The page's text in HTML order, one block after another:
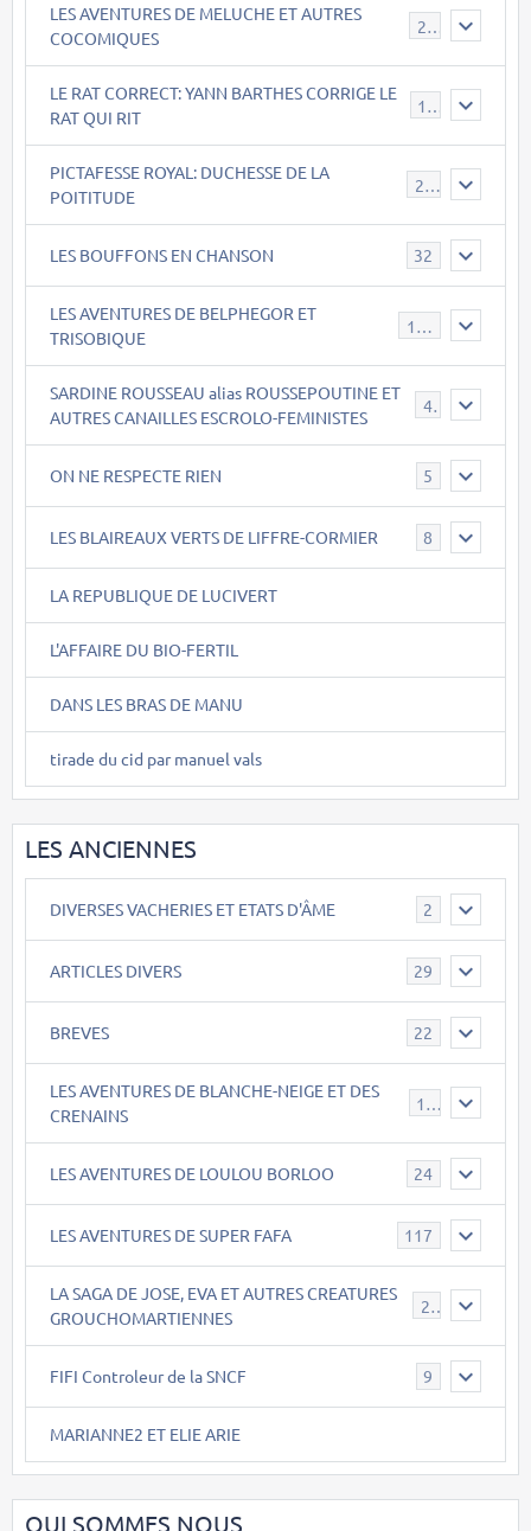
LES AVENTURES DE MELUCHE ET AUTRES
COCOMIQUES
22
LE RAT CORRECT: YANN BARTHES CORRIGE LE
RAT QUI RIT
15
PICTAFESSE ROYAL: DUCHESSE DE LA
POITITUDE
23
LES BOUFFONS EN CHANSON 32
LES AVENTURES DE BELPHEGOR ET
TRISOBIQUE
147
SARDINE ROUSSEAU alias ROUSSEPOUTINE ET
AUTRES CANAILLES ESCROLO-FEMINISTES
40
ON NE RESPECTE RIEN 5
LES BLAIREAUX VERTS DE LIFFRE-CORMIER 8
LA REPUBLIQUE DE LUCIVERT
L'AFFAIRE DU BIO-FERTIL
DANS LES BRAS DE MANU
tirade du cid par manuel vals
LES ANCIENNES
DIVERSES VACHERIES ET ETATS D'ÂME 2
ARTICLES DIVERS 29
BREVES 22
LES AVENTURES DE BLANCHE-NEIGE ET DES
CRENAINS
17
LES AVENTURES DE LOULOU BORLOO 24
LES AVENTURES DE SUPER FAFA 117
LA SAGA DE JOSE, EVA ET AUTRES CREATURES
GROUCHOMARTIENNES
26
FIFI Controleur de la SNCF 9
MARIANNE2 ET ELIE ARIE
QUI SOMMES NOUS